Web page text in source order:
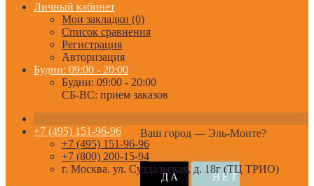
Личный кабинет
Мои закладки (0)
Список сравнения
Регистрация
Авторизация
Будни: 09:00 - 20:00
Будни: 09:00 - 20:00
СБ-ВС: прием заказов
Ваш город — Эль-Монте?
+7 (495) 151-96-96
+7 (495) 151-96-96
+7 (800) 200-15-94
г. Москва. ул. Суздальская, д. 18г (ТЦ ТРИО)